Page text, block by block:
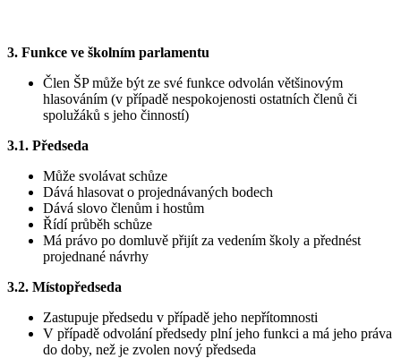
3. Funkce ve školním parlamentu
Člen ŠP může být ze své funkce odvolán většinovým
hlasováním (v případě nespokojenosti ostatních členů či
spolužáků s jeho činností)
3.1. Předseda
Může svolávat schůze
Dává hlasovat o projednávaných bodech
Dává slovo členům i hostům
Řídí průběh schůze
Má právo po domluvě přijít za vedením školy a přednést
projednané návrhy
3.2. Místopředseda
Zastupuje předsedu v případě jeho nepřítomnosti
V případě odvolání předsedy plní jeho funkci a má jeho práva
do doby, než je zvolen nový předseda